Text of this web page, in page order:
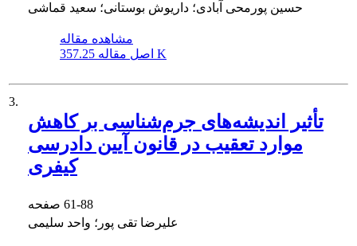
حسین پورمحی آبادی؛ داریوش بوستانی؛ سعید قماشی
مشاهده مقاله
اصل مقاله 357.25 K
3.
تأثیر اندیشه‌های جرم‌شناسی بر کاهش
موارد تعقیب در قانون آیین دادرسی
کیفری
61-88
علیرضا تقی پور؛ واحد سلیمی